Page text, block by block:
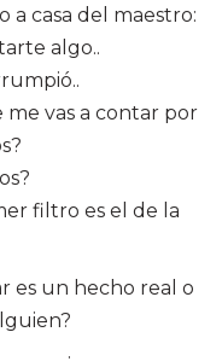
casa del maestro:
algo..
me vas a contar por
filtro es el de la
es un hecho real o